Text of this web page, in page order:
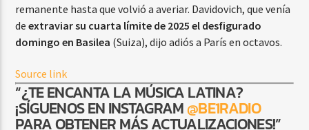
remanente hasta que volvió a averiar. Davidovich, que venía
deextraviar su cuarta límite de 2025 el desfigurado
domingo en Basilea (Suiza), dijo adiós a París en octavos.
Source link
“¿TE ENCANTA LA MÚSICA LATINA?
¡SÍGUENOS EN INSTAGRAM@BE1RADIO
PARA OBTENER MÁS ACTUALIZACIONES!”